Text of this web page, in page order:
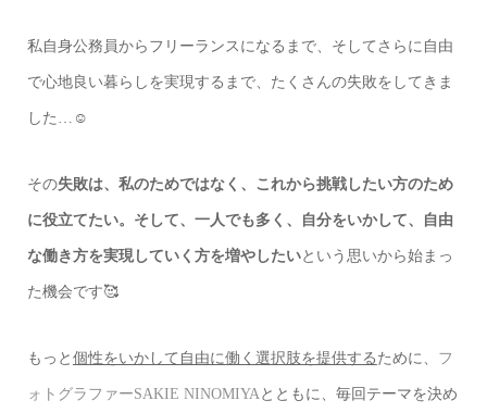
私自身公務員からフリーランスになるまで、そしてさらに自由
で心地良い暮らしを実現するまで、たくさんの失敗をしてきま
した…☺️
その失敗は、私のためではなく、これから挑戦したい方のため
に役立てたい。そして、一人でも多く、自分をいかして、自由
な働き方を実現していく方を増やしたいという思いから始まっ
た機会です🥰
もっと 個性をいかして自由に働く選択肢を提供する ために、 フ
ォトグラファーSAKIE NINOMIYA とともに、毎回テーマを決め